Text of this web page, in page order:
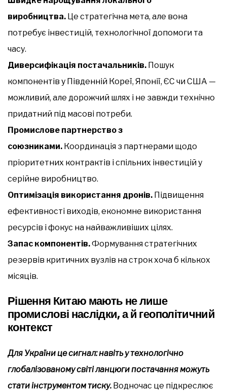
виробництва. Це стратегічна мета, але вона
потребує інвестицій, технологічної допомоги та
часу.
Диверсифікація постачальників. Пошук
компонентів у Південній Кореї, Японії, ЄС чи США —
можливий, але дорожчий шлях і не завжди технічно
придатний під масові потреби.
Промислове партнерство з
союзниками. Координація з партнерами щодо
пріоритетних контрактів і спільних інвестицій у
серійне виробництво.
Оптимізація використання дронів. Підвищення
ефективності виходів, економне використання
ресурсів і фокус на найважливіших цілях.
Запас компонентів.Формування стратегічних
резервів критичних вузлів на строк хоча б кількох
місяців.
Рішення Китаю мають не лише
промислові наслідки, а й геополітичний
контекст
Для України це сигнал: навіть у технологічно
глобалізованому світі ланцюги постачання можуть
стати інструментом тиску. Водночас це підкреслює